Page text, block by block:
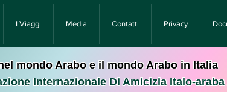
I Viaggi Media Contatti Privacy
mondo Arabo e il mondo Arabo in Italia
Internazionale Di Amicizia Italo-